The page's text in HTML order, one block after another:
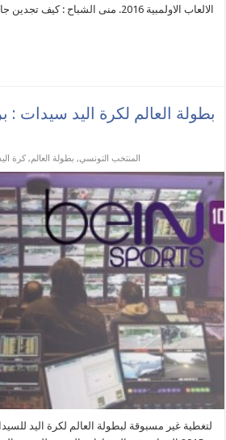
الالعاب الاولمبية 2016. منى الشباح
بطولة العالم لكرة اليد سيدات :
المنتخب التونسي, بطولة العالم, كرة